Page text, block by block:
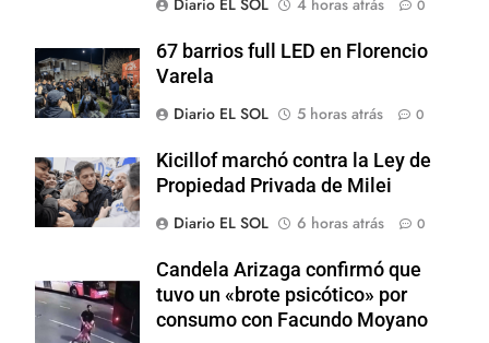
0
67 barrios full LED en Florencio
Varela
Diario EL SOL
5 horas atrás 0
Kicillof marchó contra la Ley de
Propiedad Privada de Milei
Diario EL SOL
6 horas atrás 0
Candela Arizaga confirmó que
tuvo un «brote psicótico» por
consumo con Facundo Moyano